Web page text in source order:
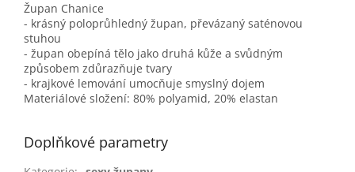
Župan Chanice
- krásný poloprůhledný župan, převázaný saténovou
stuhou
- župan obepíná tělo jako druhá kůže a svůdným
způsobem zdůrazňuje tvary
- krajkové lemování umocňuje smyslný dojem
Materiálové složení: 80% polyamid, 20% elastan
Doplňkové parametry